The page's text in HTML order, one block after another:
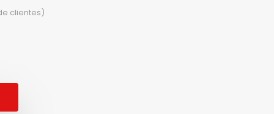
clientes)